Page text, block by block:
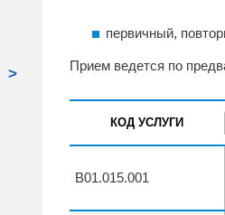
>
первичный,
Прием ведется по
КОД УСЛУГИ
B01.015.001